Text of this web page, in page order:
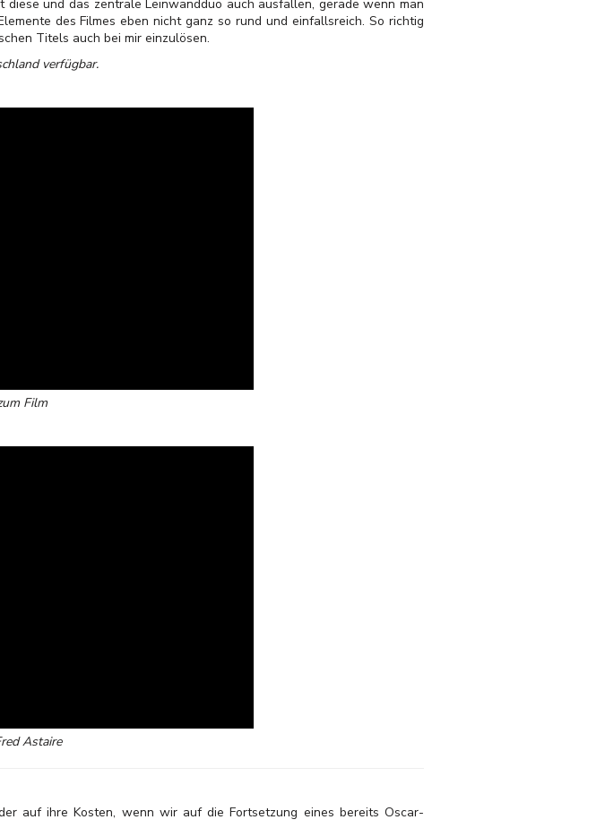
und das zentrale Leinwandduo auch ausfallen, gerade wenn man
des Filmes eben nicht ganz so rund und einfallsreich. So richtig
Titels auch bei mir einzulösen.
verfügbar.
Film
Astaire
auf ihre Kosten, wenn wir auf die Fortsetzung eines bereits Oscar-